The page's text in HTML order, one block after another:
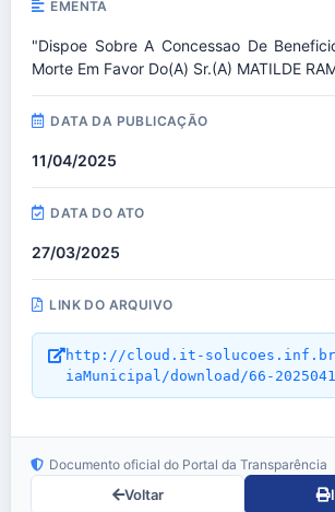
EMENTA
"Dispoe Sobre A Concessao De
Morte Em Favor Do(a) Sr.(a) MATILDE
DATA DA PUBLICAÇÃO
11/04/2025
DATA DO ATO
27/03/2025
LINK DO ARQUIVO
http://cloud.it-
iaMunicipal/download/66-
Documento oficial do Portal da Transparência
Voltar